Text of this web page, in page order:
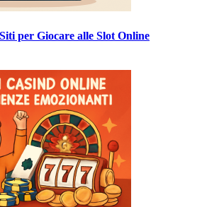
per Giocare alle Slot Online